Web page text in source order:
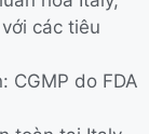
các tiêu
CGMP do FDA